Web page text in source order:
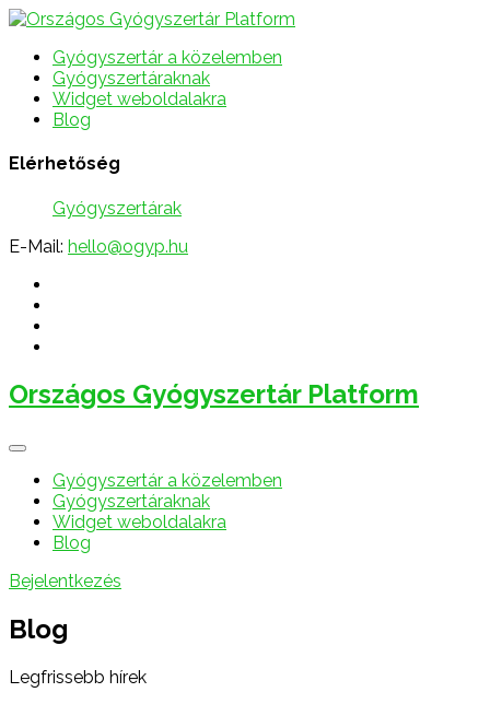
Gyógyszertár a közelemben
Gyógyszertáraknak
Widget weboldalakra
Blog
Elérhetőség
Gyógyszertárak
E-Mail: hello@ogyp.hu
Országos Gyógyszertár Platform
Gyógyszertár a közelemben
Gyógyszertáraknak
Widget weboldalakra
Blog
Bejelentkezés
Blog
Legfrissebb hírek